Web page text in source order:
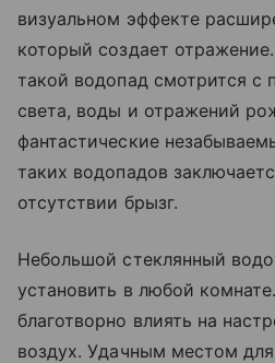
визуальном эффекте
который создает
такой водопад смотрится с
света, воды и отражений
фантастические
таких водопадов
отсутствии брызг.
Небольшой стеклянный
установить в любой
благотворно влиять на
воздух. Удачным местом для